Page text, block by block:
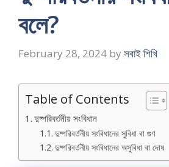
বলে?
February 28, 2024 by সবাই শিখি
Table of Contents
দুষ্পরিবর্তনীয় সংবিধান
দুষ্পরিবর্তনীয় সংবিধানের সুবিধা বা গুণ
দুষ্পরিবর্তনীয় সংবিধানের অসুবিধা বা দোষ